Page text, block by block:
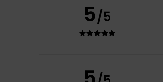
5/5